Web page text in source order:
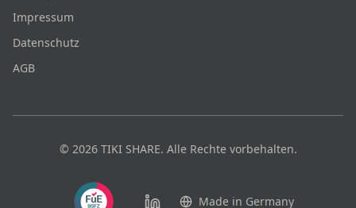
Impressum
Datenschutz
AGB
© 2026TIKI SHARE. Alle Rechte vorbehalten.
Made in Germany